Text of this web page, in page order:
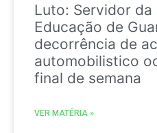
Luto: Servidor da
Educação de
decorrência de
automobilistico
final de semana
VER MATÉRIA »